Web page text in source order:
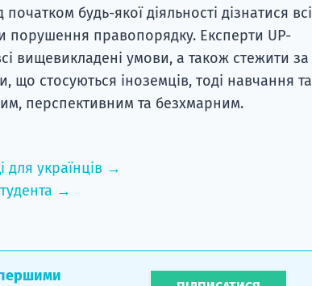
будь-якої діяльності дізнатися всі
порушення правопорядку. Експерти UP-
вищевикладені умови, а також стежити за
стосуються іноземців, тоді навчання та
перспективним та безхмарним.
для українців →
→